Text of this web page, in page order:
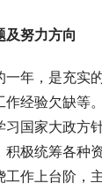
及努力方向
一年，是充实
作经验欠缺等
习国家大政方
积极统筹各种
工作上台阶，